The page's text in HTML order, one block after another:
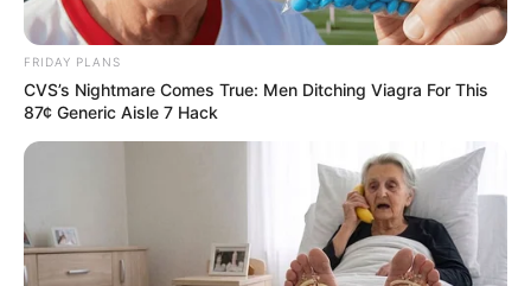
octobre laisse espérer une nouvelle belle
performance. Bien que peu expérimentée sur une
distance aussi longue, elle semble en excellente
forme et dispose des atouts pour briller sur le
terrain lourd d’Auteuil. Compte tenu de sa
progression et de ses qualités en terrain exigeant,
elle est une sérieuse prétendante aux premières
FRIDAY PLANS
CVS’s Nightmare Comes True: Men Ditching Viagra For This
87¢ Generic Aisle 7 Hack